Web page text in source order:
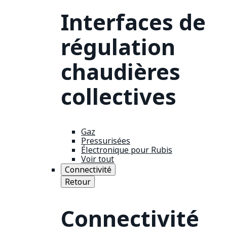
Interfaces de
régulation
chaudières
collectives
Gaz
Pressurisées
Électronique pour Rubis
Voir tout
Connectivité
Retour
Connectivité